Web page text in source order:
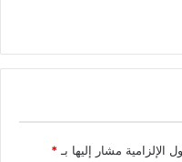
الإلزامية مشار إليها بـ*